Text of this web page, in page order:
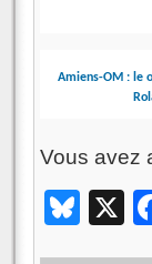
Amiens-OM : le
Vous avez
X